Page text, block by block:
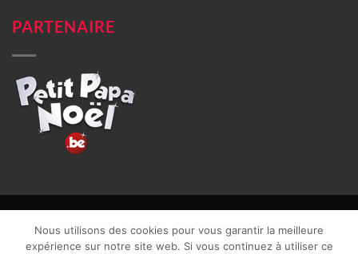
PARTENAIRE
CGU| Vie privée| TVA : BE0840965749 | Site web réalisé par
Nous utilisons des cookies pour vous garantir la meilleure
expérience sur notre site web. Si vous continuez à utiliser ce